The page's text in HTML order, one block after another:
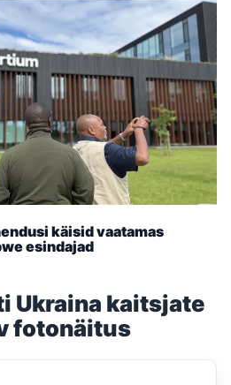
käisid vaatamas
esindajad
Ukraina kaitsjate
fotonäitus